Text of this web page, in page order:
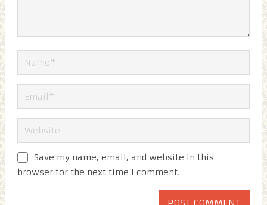
Save my name, email, and website in this
browser for the next time I comment.